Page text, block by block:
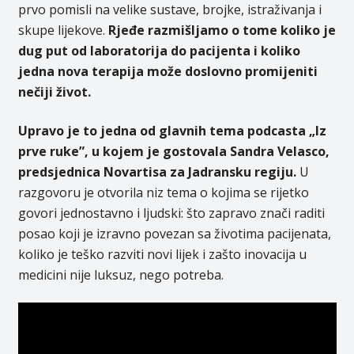
prvo pomisli na velike sustave, brojke, istraživanja i
skupe lijekove. Rjeđe razmišljamo o tome koliko je
dug put od laboratorija do pacijenta i koliko
jedna nova terapija može doslovno promijeniti
nečiji život.
Upravo je to jedna od glavnih tema podcasta „Iz
prve ruke”, u kojem je gostovala Sandra Velasco,
predsjednica Novartisa za Jadransku regiju. U
razgovoru je otvorila niz tema o kojima se rijetko
govori jednostavno i ljudski: što zapravo znači raditi
posao koji je izravno povezan sa životima pacijenata,
koliko je teško razviti novi lijek i zašto inovacija u
medicini nije luksuz, nego potreba.